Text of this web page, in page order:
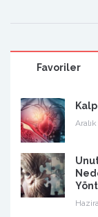
Favoriler